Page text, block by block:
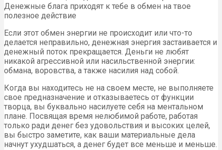
Денежные блага приходят к тебе в обмен на твое
полезное действие
Если этот обмен энергии не происходит или что-то
делается неправильно, денежная энергия застаивается и
денежный поток прекращается. Деньги не любят
никакой агрессивной или насильственной энергии:
обмана, воровства, а также насилия над собой.
Когда вы находитесь не на своем месте, не выполняете
свое предназначение и отказываетесь от функции
творца, вы буквально насилуете себя на ментальном
плане. Посвящая время нелюбимой работе, работая
только ради денег без удовольствия и высоких целей,
вы быстро заметите, как ваши материальные дела
начнут ухудшаться, а денег будет все меньше и меньше.